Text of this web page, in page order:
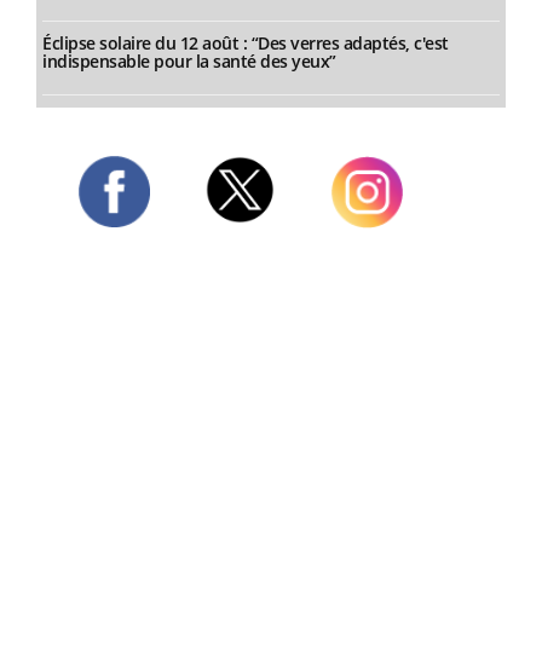
Éclipse solaire du 12 août : “Des verres adaptés, c'est
indispensable pour la santé des yeux”